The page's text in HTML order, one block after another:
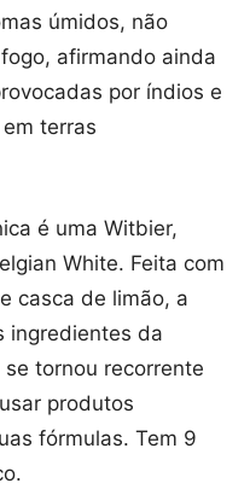
úmidos, não
afirmando ainda
por índios e
terras
é uma Witbier,
White. Feita com
casca de limão, a
ingredientes da
tornou recorrente
produtos
fórmulas. Tem 9